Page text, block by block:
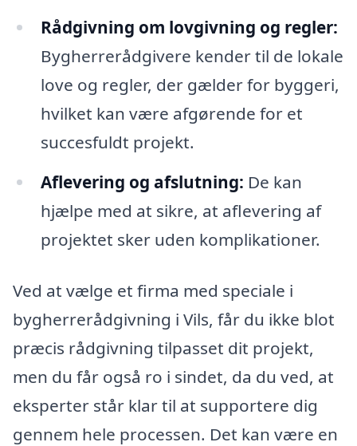
Rådgivning om lovgivning og regler:
Bygherrerådgivere kender til de lokale
love og regler, der gælder for byggeri,
hvilket kan være afgørende for et
succesfuldt projekt.
Aflevering og afslutning: De kan
hjælpe med at sikre, at aflevering af
projektet sker uden komplikationer.
Ved at vælge et firma med speciale i
bygherrerådgivning i Vils, får du ikke blot
præcis rådgivning tilpasset dit projekt,
men du får også ro i sindet, da du ved, at
eksperter står klar til at supportere dig
gennem hele processen. Det kan være en